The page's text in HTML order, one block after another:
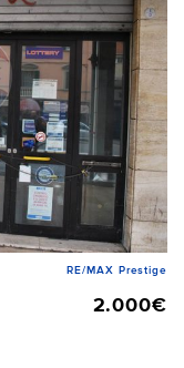
RE/MAX Prestige
2.000€